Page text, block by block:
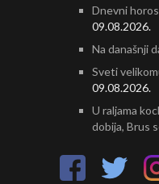
Dnevni
09.08.2026.
Na današnji
Sveti
09.08.2026.
U raljama
dobija, Brus